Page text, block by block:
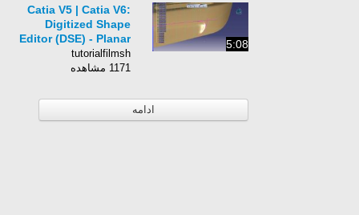
5:08
Catia V5 | Catia V6:
Digitized Shape
Editor (DSE) - Planar
Sections Clean Up
tutorialfilmsh
1171 مشاهده
ادامه